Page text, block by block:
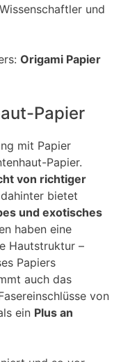
und
Origami Papier
Papier
mit Papier
Papier.
von richtiger
bietet
und exotisches
haben eine
Hautstruktur –
Papiers
auch das
von
ein Plus an